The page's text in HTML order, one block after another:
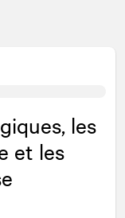
les
et les